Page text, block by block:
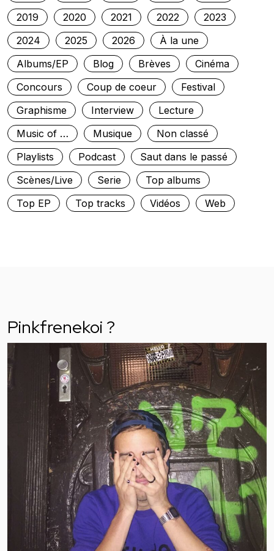
2019
2020 2021 2022
2023
2024
2025 2026
À la une
Albums/EP
Blog Brèves
Cinéma
Concours
Coup de coeur
Festival
Graphisme
Interview
Lecture
Music of …
Musique
Non classé
Playlists
Podcast
Saut dans le passé
Scènes/Live
Serie
Top albums
Top EP
Top tracks Vidéos Web
Pinkfrenekoi ?